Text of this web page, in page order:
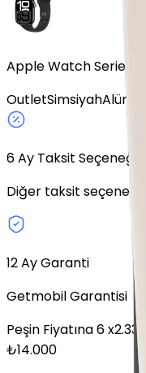
Apple Watch Series
OutletSimsiyah
6Ay Taksit Seçeneği
Diğer taksit
12 Ay Garanti
Getmobil Garantisi
Peşin Fiyatına6x
₺14.000